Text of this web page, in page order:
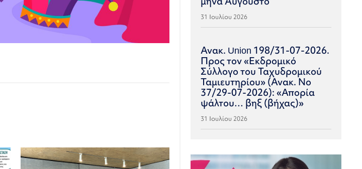
31 Ιουλίου 2026
Ανακ. Union 198/31-07-2026.
Προς τον «Εκδρομικό
Σύλλογο του Ταχυδρομικού
Ταμιευτηρίου» (Ανακ. Νο
37/29-07-2026): «Απορία
ψάλτου… βηξ (βήχας)»
31 Ιουλίου 2026